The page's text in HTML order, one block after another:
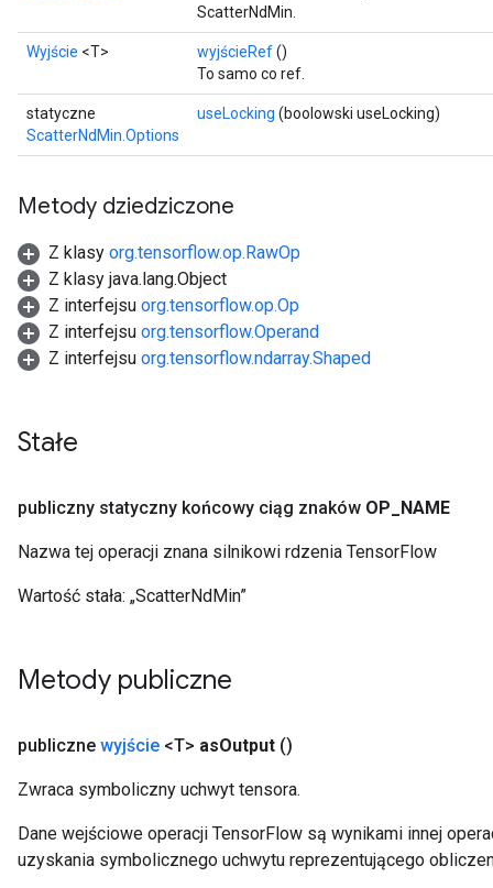
ScatterNdMin.
Wyjście <T> wyjścieRef()
To samo co ref.
statyczne
ScatterNdMin.Options
useLocking (boolowski useLocking)
Metody dziedziczone
Z klasy org.tensorflow.op.RawOp
Z klasy java.lang.Object
Z interfejsu org.tensorflow.op.Op
Z interfejsu org.tensorflow.Operand
Z interfejsu org.tensorflow.ndarray.Shaped
Stałe
publiczny statyczny końcowy ciąg znaków OP NAME
Nazwa tej operacji znana silnikowi rdzenia TensorFlow
Wartość stała: „ScatterNdMin”
Metody publiczne
publiczne wyjście <T> asOutput ()
Zwraca symboliczny uchwyt tensora.
Dane wejściowe operacji TensorFlow są wynikami innej
uzyskania symbolicznego uchwytu reprezentującego